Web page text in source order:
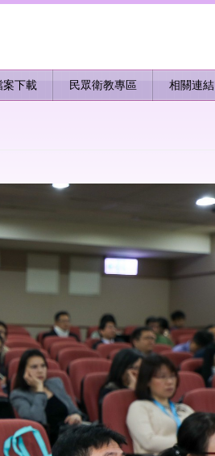
案下載 民眾衛教專區 相關連結